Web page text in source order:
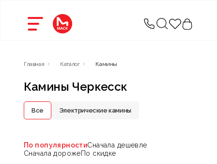
Главная Каталог Камины
Камины Черкесск
Все Электрические камины
По популярностиСначала дешевле
Сначала дорожеПо скидке